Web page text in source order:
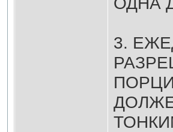
3.